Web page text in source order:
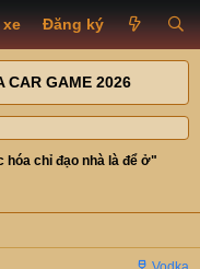
xe Đăng ký
GAME 2026
hóa chỉ đạo nhà là để ở"